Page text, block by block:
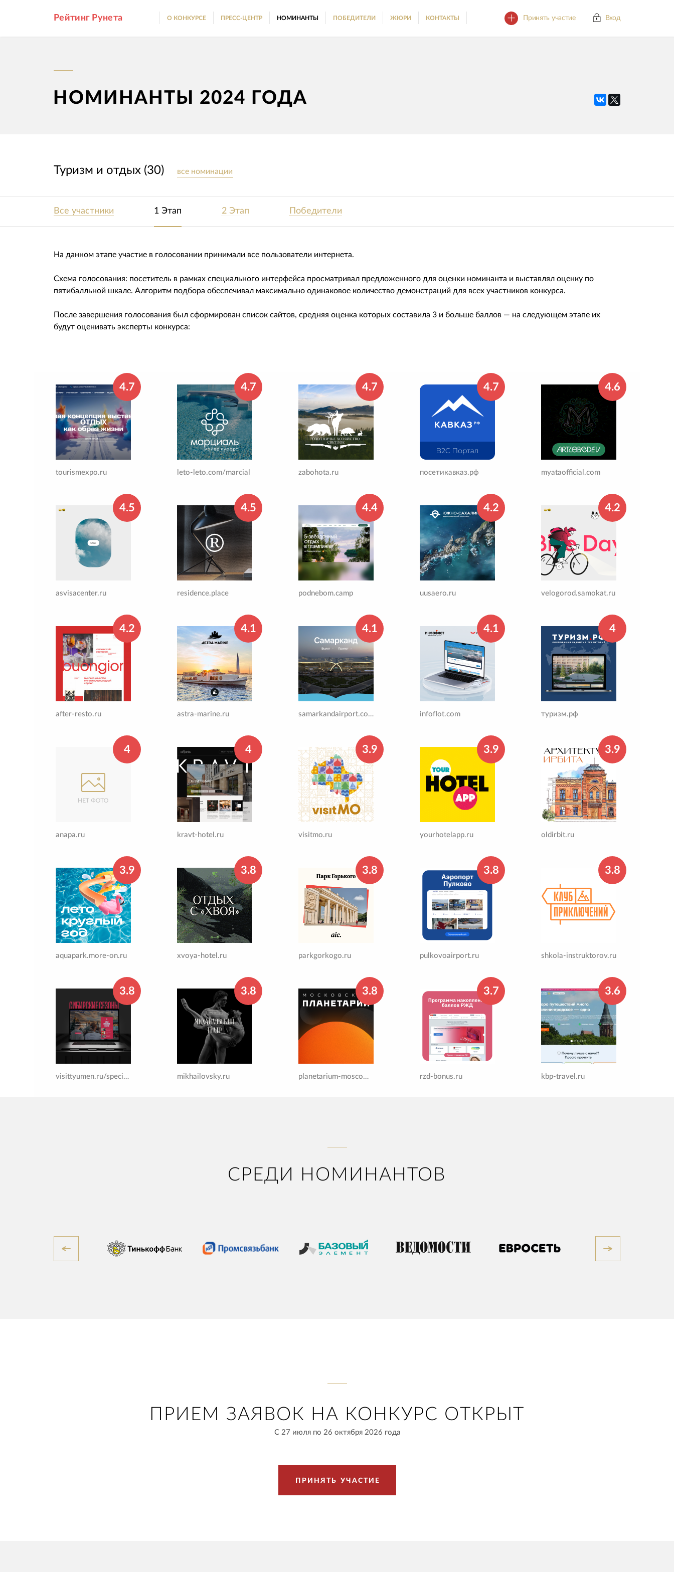
Принять участие Вход
Рейтинг Рунета О КОНКУРСЕ ПРЕСС-ЦЕНТР НОМИНАНТЫ ПОБЕДИТЕЛИ ЖЮРИ КОНТАКТЫ
НОМИНАНТЫ 2024 ГОДА
Туризм и отдых (30) все номинации
Все участники 1 Этап 2 Этап Победители
На данном этапе участие в голосовании принимали все пользователи интернета.
Схема голосования: посетитель в рамках специального интерфейса просматривал предложенного для оценки номинанта и выставлял оценку по
пятибалльной шкале. Алгоритм подбора обеспечивал максимально одинаковое количество демонстраций для всех участников конкурса.
После завершения голосования был сформирован список сайтов, средняя оценка которых составила 3 и больше баллов — на следующем этапе их
будут оценивать эксперты конкурса:
4.7
tourismexpo.ru
4.7
leto-leto.com/marcial
4.7
zabohota.ru
4.7
посетикавказ.рф
4.6
myataofficial.com
4.5
asvisacenter.ru
4.5
residence.place
4.4
podnebom.camp
4.2
uusaero.ru
4.2
velogorod.samokat.ru
4.2
after-resto.ru
4.1
astra-marine.ru
4.1
samarkandairport.com
4.1
infoflot.com
4
туризм.рф
4
anapa.ru
4
kravt-hotel.ru
3.9
visitmo.ru
3.9
yourhotelapp.ru
3.9
oldirbit.ru
3.9
aquapark.more-on.ru
3.8
xvoya-hotel.ru
3.8
parkgorkogo.ru
3.8
pulkovoairport.ru
3.8
shkola-instruktorov.ru
3.8
visittyumen.ru/special-projects/sibirskie-sezony
3.8
mikhailovsky.ru
3.8
planetarium-moscow.ru
3.7
rzd-bonus.ru
3.6
kbp-travel.ru
СРЕДИ НОМИНАНТОВ
ПРИЕМ ЗАЯВОК НА КОНКУРС ОТКРЫТ
С 27 июля по 26 октября 2026 года
П Р И Н Я Т Ь УЧ АСТ И Е